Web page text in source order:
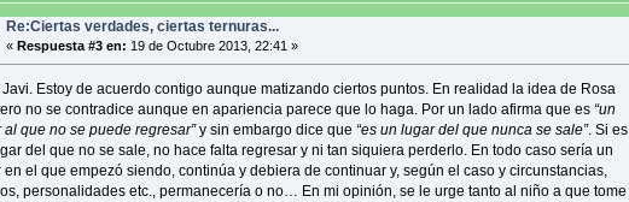
Re:Ciertas verdades, ciertas ternuras...
« Respuesta #3 en: 19 de Octubre 2013, 22:41 »
Javi. Estoy de acuerdo contigo aunque matizando ciertos puntos. En realidad la idea de Rosa
no se contradice aunque en apariencia parece que lo haga. Por un lado afirma que es “un
al que no se puede regresar”y sin embargo dice que “es un lugar del que nunca se sale”. Si es
del que no se sale, no hace falta regresar y ni tan siquiera perderlo. En todo caso sería un
en el que empezó siendo, continúa y debiera de continuar y, según el caso y circunstancias,
personalidades etc., permanecería o no… En mi opinión, se le urge tanto al niño a que tome